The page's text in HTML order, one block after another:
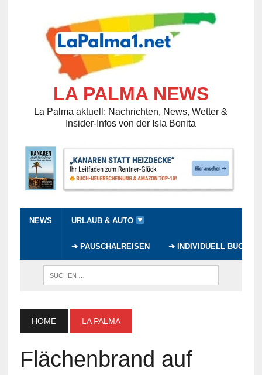
LA PALMA NEWS
La Palma aktuell: Nachrichten, News, Wetter &
Insider-Infos von der Isla Bonita
NEWS URLAUB & AUTO
➔ PAUSCHALREISEN ➔ INDIVIDUELL BUCHEN
HOME LA PALMA
Flächenbrand auf